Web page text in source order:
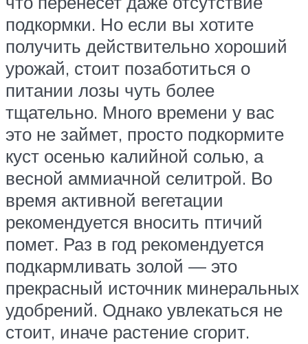
подкормки. Но если вы хотите
получить действительно хороший
урожай, стоит позаботиться о
питании лозы чуть более
тщательно. Много времени у вас
это не займет, просто подкормите
куст осенью калийной солью, а
весной аммиачной селитрой. Во
время активной вегетации
рекомендуется вносить птичий
помет. Раз в год рекомендуется
подкармливать золой — это
прекрасный источник минеральных
удобрений. Однако увлекаться не
стоит, иначе растение сгорит.